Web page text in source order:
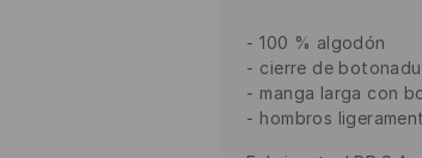
100 % algodón
cierre de
manga larga con
hombros